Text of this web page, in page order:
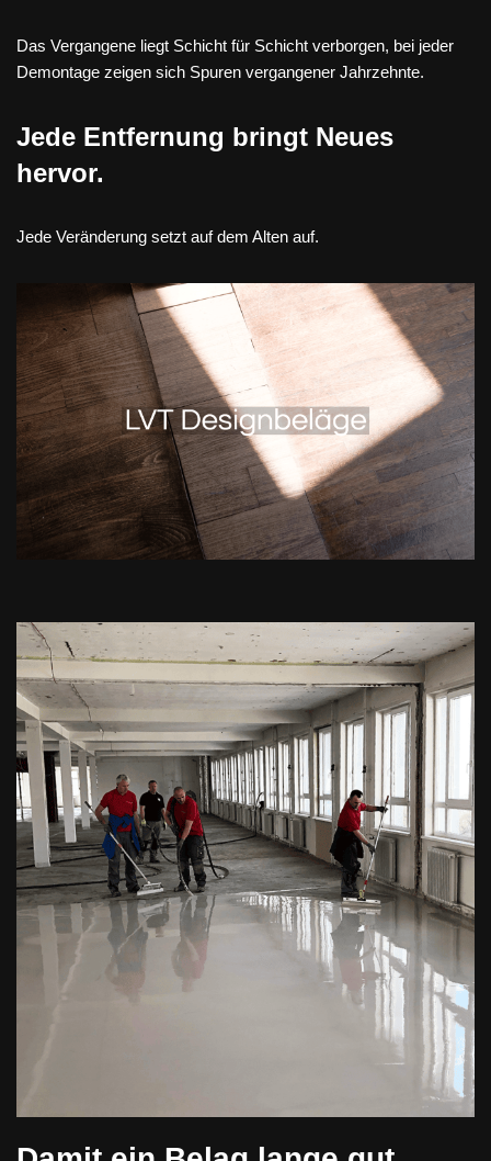
Das Vergangene liegt Schicht für Schicht verborgen, bei jeder
Demontage zeigen sich Spuren vergangener Jahrzehnte.
Jede Entfernung bringt Neues
hervor.
Jede Veränderung setzt auf dem Alten auf.